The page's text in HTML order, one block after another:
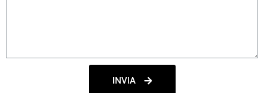
INVIA